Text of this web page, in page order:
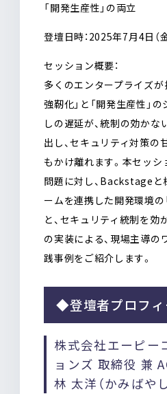
「開発生産性」の両立
登壇日時：2025年7月4日（
セッション概要：
多くのエンタープライズが
強靭化」と「開発生産性」
しの遅延が、統制の効かな
出し、セキュリティ対策の
もかけ離れます。本セッシ
問題に対し、Backstageと
ームを連携した開発環境の
と、セキュリティ統制を効
の実装による、現場主導の
践事例をご紹介します。
◆登壇者プロフィ
株式会社エーピー
ョンズ 取締役 兼
林 太洋（かみばや